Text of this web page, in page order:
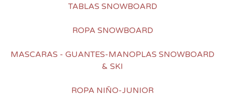
TABLAS SNOWBOARD
ROPA SNOWBOARD
MASCARAS - GUANTES-MANOPLAS SNOWBOARD
& SKI
ROPA NIÑO-JUNIOR